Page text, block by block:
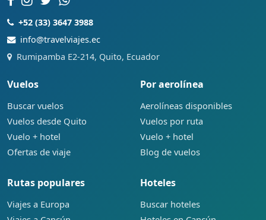
+52 (33) 3647 3988
info@travelviajes.ec
Rumipamba E2-214, Quito, Ecuador
Vuelos
Buscar vuelos
Vuelos desde Quito
Vuelo + hotel
Ofertas de viaje
Por aerolínea
Aerolíneas disponibles
Vuelos por ruta
Vuelo + hotel
Blog de vuelos
Rutas populares
Viajes a Europa
Hoteles
Buscar hoteles